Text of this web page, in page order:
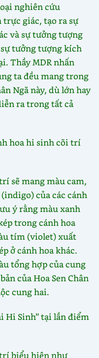
nghiên cứu
giác, tạo ra sự
và sự tưởng tượng
tưởng tượng kích
Thầy MDR nhấn
ta đều mang trong
Ngã này, dù lớn hay
ra trong tất cả
hoa hi sinh cõi trí
sẽ mang màu cam,
của các cánh
ý rằng màu xanh
trong cánh hoa
tím (violet) xuất
ở cánh hoa khác.
tổng hợp của cung
của Hoa Sen Chân
cung hai.
Hi Sinh” tại lần điểm
biểu hiện như